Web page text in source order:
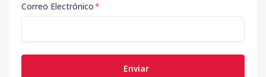
Correo Electrónico*
Enviar